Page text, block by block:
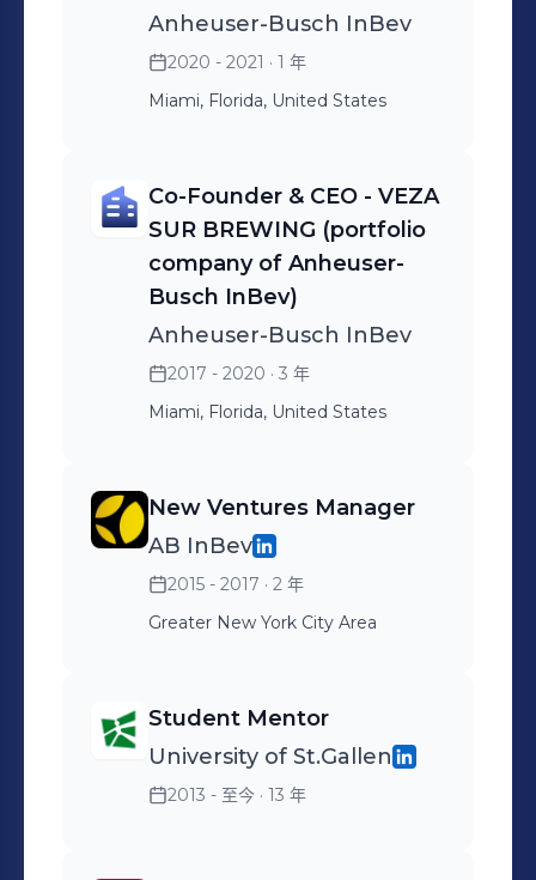
Anheuser-Busch InBev
2020 - 2021 · 1 年
Miami, Florida, United States
Co-Founder & CEO - VEZA
SUR BREWING (portfolio
company of Anheuser-
Busch InBev)
Anheuser-Busch InBev
2017 - 2020 · 3 年
Miami, Florida, United States
New Ventures Manager
AB InBev
2015 - 2017 · 2 年
Greater New York City Area
Student Mentor
University of St.Gallen
2013 - 至今 · 13 年